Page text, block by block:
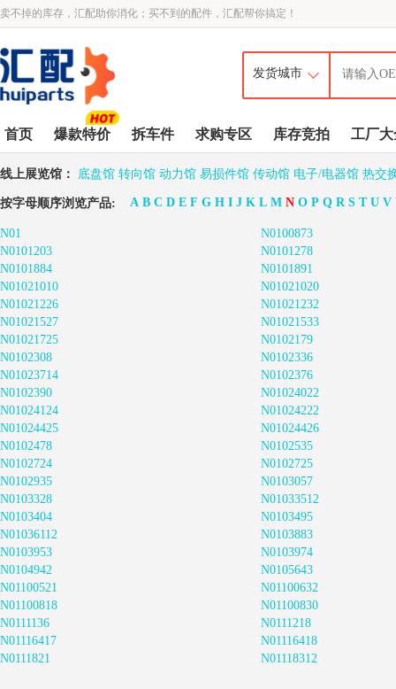
卖不掉的库存，汇配助你消化；买不到的配件，汇配帮你搞定！
首页 爆款特价 拆车件 求购专区 库存竞拍 工厂大
线上展览馆： 底盘馆 转向馆 动力馆 易损件馆 传动馆 电子/电器馆 热交
按字母顺序浏览产品: A B C D E F G H I J K L M N O P Q R S T U V
N01
N0100873
N0101203
N0101278
N0101884
N0101891
N01021010
N01021020
N01021226
N01021232
N01021527
N01021533
N01021725
N0102179
N0102308
N0102336
N01023714
N0102376
N0102390
N01024022
N01024124
N01024222
N01024425
N01024426
N0102478
N0102535
N0102724
N0102725
N0102935
N0103057
N0103328
N01033512
N0103404
N0103495
N01036112
N0103883
N0103953
N0103974
N0104942
N0105643
N01100521
N01100632
N01100818
N01100830
N0111136
N0111218
N01116417
N01116418
N0111821
N01118312